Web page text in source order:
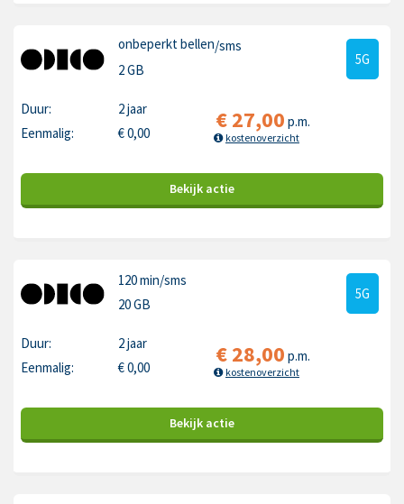
onbeperkt bellen/sms
2 GB
5G
Duur:
2 jaar
Eenmalig:
€0,00 €27,00 p.m.
kostenoverzicht
Bekijk actie
120 min/sms
20 GB
5G
Duur:
2 jaar
Eenmalig:
€0,00 €28,00 p.m.
kostenoverzicht
Bekijk actie